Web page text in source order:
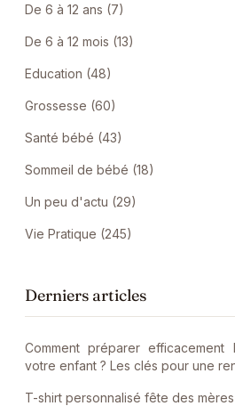
De 6 à 12 ans (7)
De 6 à 12 mois (13)
Education (48)
Grossesse (60)
Santé bébé (43)
Sommeil de bébé (18)
Un peu d'actu (29)
Vie Pratique (245)
Derniers articles
Comment préparer
votre enfant ? Les clés pour une
T-shirt personnalisé fête des